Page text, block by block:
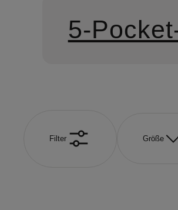
5-
Filter Größe